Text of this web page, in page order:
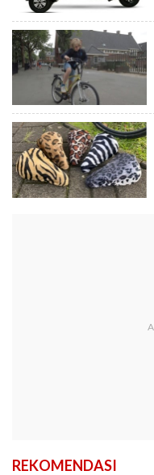
REKOMENDASI